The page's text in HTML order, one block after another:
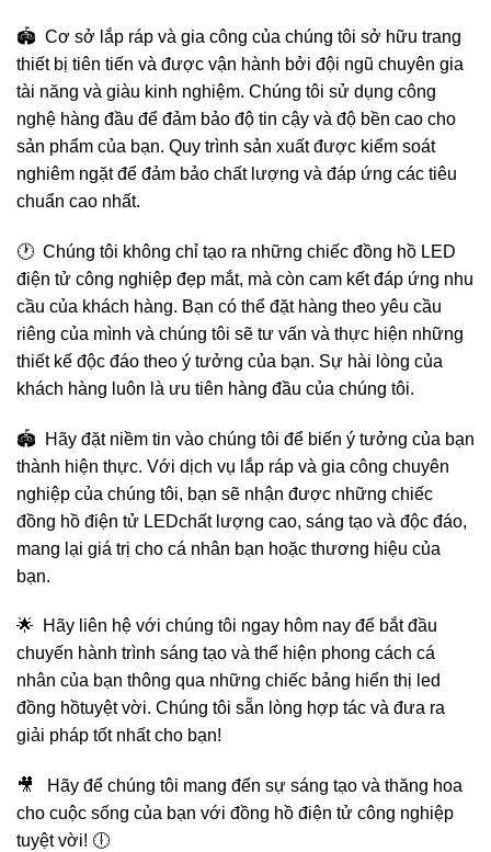
🏟️ Cơ sở lắp ráp và gia công của chúng tôi sở hữu trang
thiết bị tiên tiến và được vận hành bởi đội ngũ chuyên gia
tài năng và giàu kinh nghiệm. Chúng tôi sử dụng công
nghệ hàng đầu để đảm bảo độ tin cậy và độ bền cao cho
sản phẩm của bạn. Quy trình sản xuất được kiểm soát
nghiêm ngặt để đảm bảo chất lượng và đáp ứng các tiêu
chuẩn cao nhất.
🕐 Chúng tôi không chỉ tạo ra những chiếc đồng hồ LED
điện tử công nghiệp đẹp mắt, mà còn cam kết đáp ứng nhu
cầu của khách hàng. Bạn có thể đặt hàng theo yêu cầu
riêng của mình và chúng tôi sẽ tư vấn và thực hiện những
thiết kế độc đáo theo ý tưởng của bạn. Sự hài lòng của
khách hàng luôn là ưu tiên hàng đầu của chúng tôi.
🏟️ Hãy đặt niềm tin vào chúng tôi để biến ý tưởng của bạn
thành hiện thực. Với dịch vụ lắp ráp và gia công chuyên
nghiệp của chúng tôi, bạn sẽ nhận được những chiếc
đồng hồ điện tử LEDchất lượng cao, sáng tạo và độc đáo,
mang lại giá trị cho cá nhân bạn hoặc thương hiệu của
bạn.
🌟 Hãy liên hệ với chúng tôi ngay hôm nay để bắt đầu
chuyến hành trình sáng tạo và thể hiện phong cách cá
nhân của bạn thông qua những chiếc bảng hiển thị led
đồng hồtuyệt vời. Chúng tôi sẵn lòng hợp tác và đưa ra
giải pháp tốt nhất cho bạn!
🎥 Hãy để chúng tôi mang đến sự sáng tạo và thăng hoa
cho cuộc sống của bạn với đồng hồ điện tử công nghiệp
tuyệt vời! 🕕